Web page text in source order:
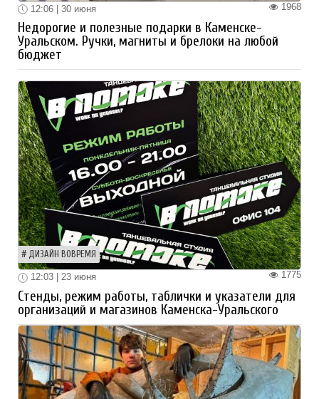
1968
12:06 | 30 июня
Недорогие и полезные подарки в Каменске-
Уральском. Ручки, магниты и брелоки на любой
бюджет
ДИЗАЙН ВОВРЕМЯ
1775
12:03 | 23 июня
Стенды, режим работы, таблички и указатели для
организаций и магазинов Каменска-Уральского